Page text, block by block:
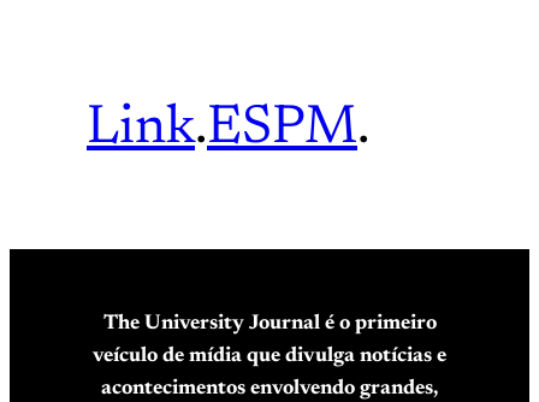
Link.ESPM.
The University Journal é o primeiro
veículo de mídia que divulga notícias e
acontecimentos envolvendo grandes,